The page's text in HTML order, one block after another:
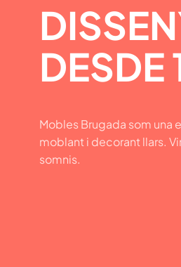
DESDE
Mobles Brugada som una
moblant i decorant llars.
somnis.